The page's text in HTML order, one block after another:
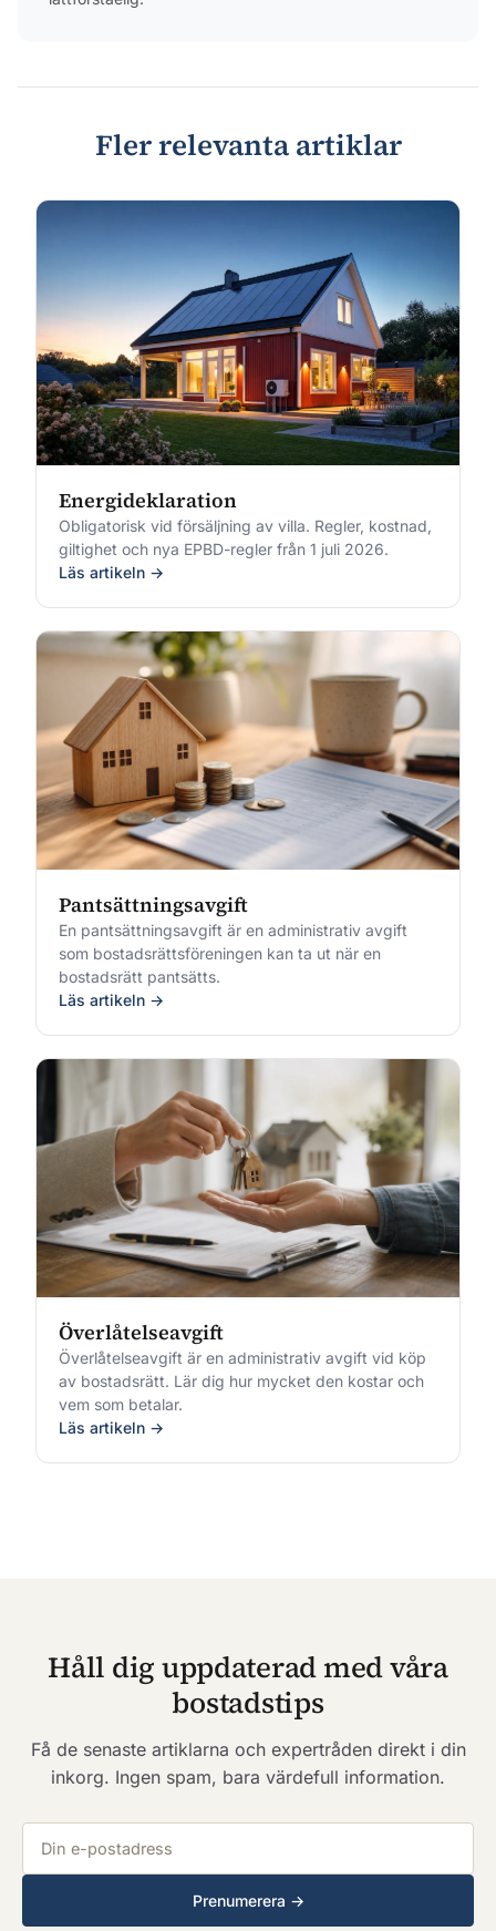
Fler relevanta artiklar
Energideklaration
Obligatorisk vid försäljning av villa. Regler, kostnad,
giltighet och nya EPBD-regler från 1 juli 2026.
Läs artikeln →
Pantsättningsavgift
En pantsättningsavgift är en administrativ avgift
som bostadsrättsföreningen kan ta ut när en
bostadsrätt pantsätts.
Läs artikeln →
Överlåtelseavgift
Överlåtelseavgift är en administrativ avgift vid köp
av bostadsrätt. Lär dig hur mycket den kostar och
vem som betalar.
Läs artikeln →
Håll dig uppdaterad med våra
bostadstips
Få de senaste artiklarna och expertråden direkt i din
inkorg. Ingen spam, bara värdefull information.
Prenumerera →